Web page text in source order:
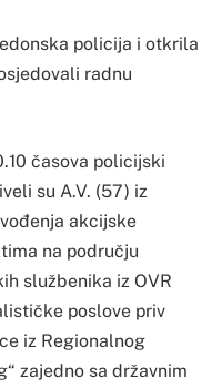
policija i otkrila
radnu
časova policijski
su A.V. (57) iz
akcijske
na području
službenika iz OVR
poslove priv
iz Regionalnog
zajedno sa državnim